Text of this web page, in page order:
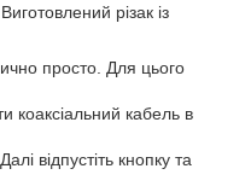
різак із
просто. Для цього
коаксіальний кабель в
відпустіть кнопку та